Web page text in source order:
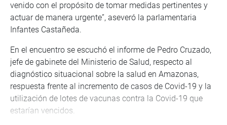
venido con el propósito de tomar medidas pertinentes y
actuar de manera urgente”, aseveró la parlamentaria
Infantes Castañeda.
En el encuentro se escuchó el informe de Pedro Cruzado,
jefe de gabinete del Ministerio de Salud, respecto al
diagnóstico situacional sobre la salud en Amazonas,
respuesta frente al incremento de casos de Covid-19 y la
utilización de lotes de vacunas contra la Covid-19 que
estarían vencidos.